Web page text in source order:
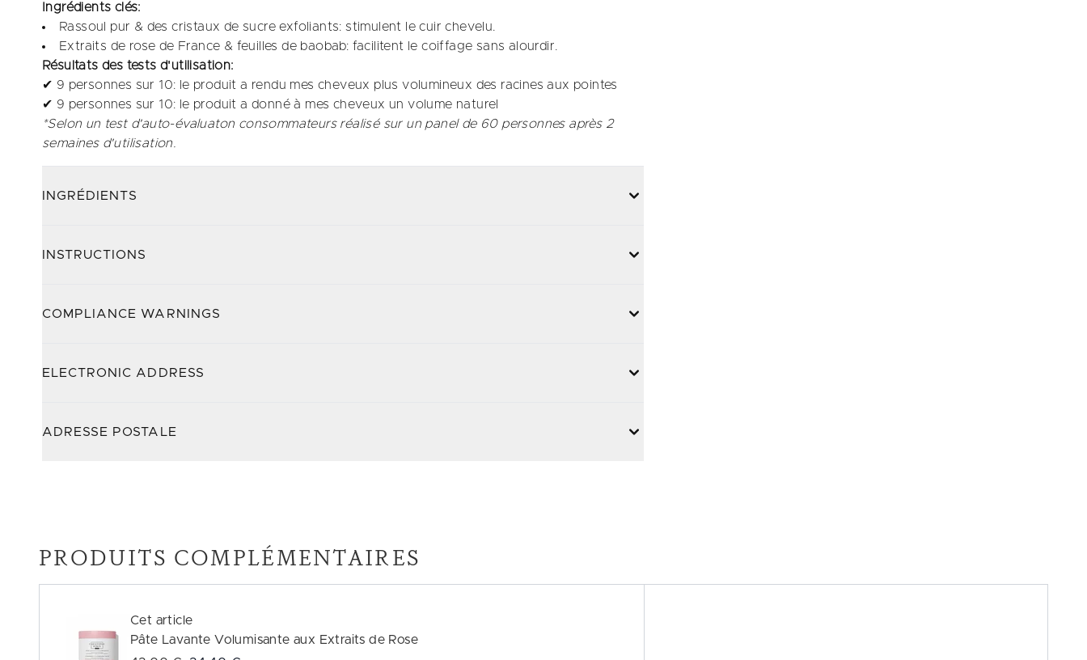
Ingrédients clés:
Rassoul pur & des cristaux de sucre exfoliants: stimulent le cuir chevelu.
Extraits de rose de France & feuilles de baobab: facilitent le coiffage sans alourdir.
Résultats des tests d'utilisation:
✔ 9 personnes sur 10: le produit a rendu mes cheveux plus volumineux des racines aux pointes​
✔ 9 personnes sur 10: le produit a donné à mes cheveux un volume naturel​
*Selon un test d'auto-évaluaton consommateurs réalisé sur un panel de 60 personnes après 2
semaines d'utilisation.
INGRÉDIENTS
INSTRUCTIONS
COMPLIANCE WARNINGS
ELECTRONIC ADDRESS
ADRESSE POSTALE
PRODUITS COMPLÉMENTAIRES
Cet article
Pâte Lavante Volumisante aux Extraits de Rose